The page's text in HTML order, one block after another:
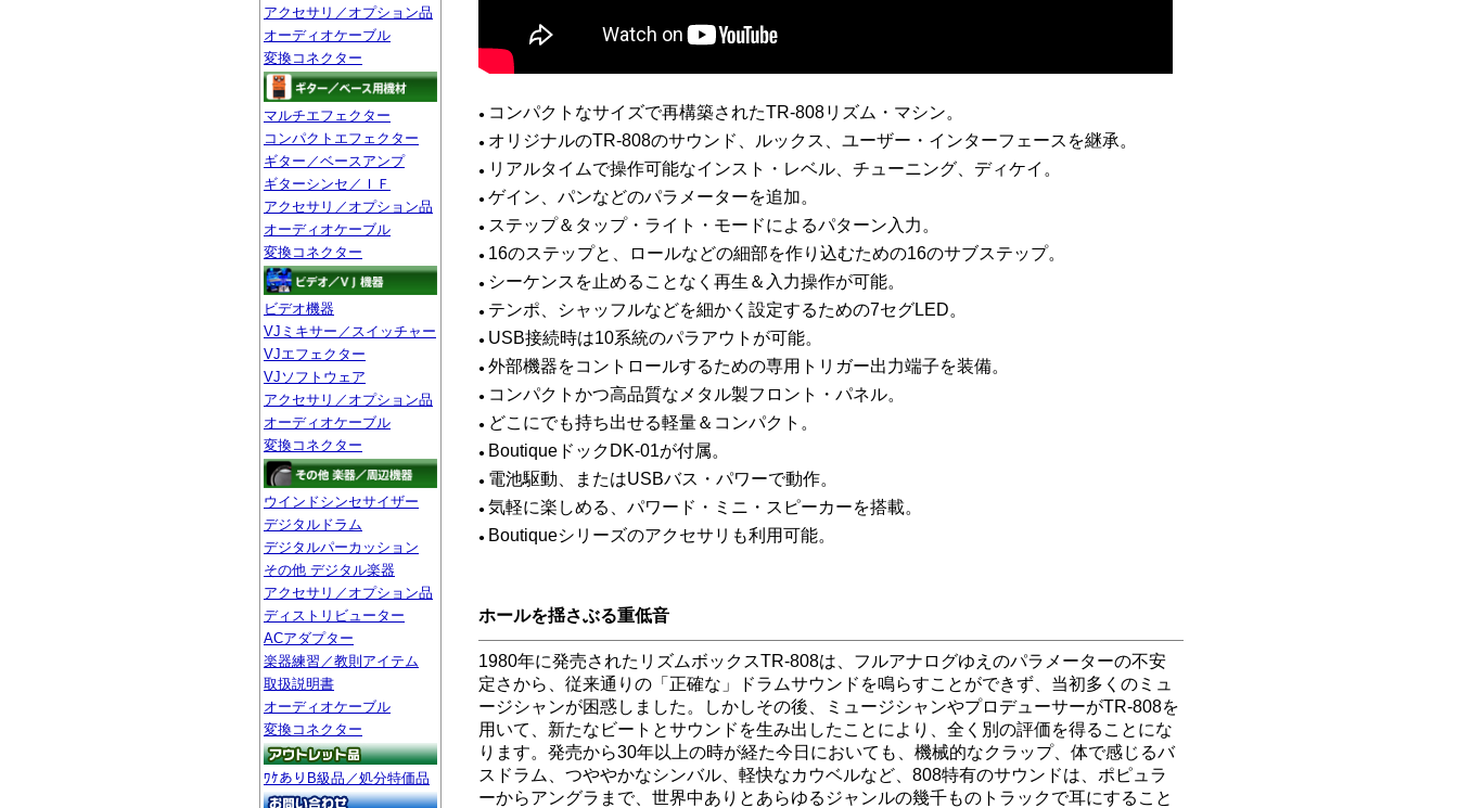
アクセサリ／オプション品
オーディオケーブル
変換コネクター
マルチエフェクター
コンパクトエフェクター
ギター／ベースアンプ
ギターシンセ／ＩＦ
アクセサリ／オプション品
オーディオケーブル
変換コネクター
ビデオ機器
VJミキサー／スイッチャー
VJエフェクター
VJソフトウェア
アクセサリ／オプション品
オーディオケーブル
変換コネクター
ウインドシンセサイザー
デジタルドラム
デジタルパーカッション
その他 デジタル楽器
アクセサリ／オプション品
ディストリビューター
ACアダプター
楽器練習／教則アイテム
取扱説明書
オーディオケーブル
変換コネクター
ﾜｹありB級品／処分特価品
● コンパクトなサイズで再構築されたTR-808リズム・マシン。
● オリジナルのTR-808のサウンド、ルックス、ユーザー・インターフェースを継承。
● リアルタイムで操作可能なインスト・レベル、チューニング、ディケイ。
● ゲイン、パンなどのパラメーターを追加。
● ステップ＆タップ・ライト・モードによるパターン入力。
● 16のステップと、ロールなどの細部を作り込むための16のサブステップ。
● シーケンスを止めることなく再生＆入力操作が可能。
● テンポ、シャッフルなどを細かく設定するための7セグLED。
● USB接続時は10系統のパラアウトが可能。
● 外部機器をコントロールするための専用トリガー出力端子を装備。
● コンパクトかつ高品質なメタル製フロント・パネル。
● どこにでも持ち出せる軽量＆コンパクト。
● BoutiqueドックDK-01が付属。
● 電池駆動、またはUSBバス・パワーで動作。
● 気軽に楽しめる、パワード・ミニ・スピーカーを搭載。
● Boutiqueシリーズのアクセサリも利用可能。
ホールを揺さぶる重低音
1980年に発売されたリズムボックスTR-808は、フルアナログゆえのパラメーターの不安
定さから、従来通りの「正確な」ドラムサウンドを鳴らすことができず、当初多くのミュ
ージシャンが困惑しました。しかしその後、ミュージシャンやプロデューサーがTR-808を
用いて、新たなビートとサウンドを生み出したことにより、全く別の評価を得ることにな
ります。発売から30年以上の時が経た今日においても、機械的なクラップ、体で感じるバ
スドラム、つややかなシンバル、軽快なカウベルなど、808特有のサウンドは、ポピュラ
ーからアングラまで、世界中ありとあらゆるジャンルの幾千ものトラックで耳にすること